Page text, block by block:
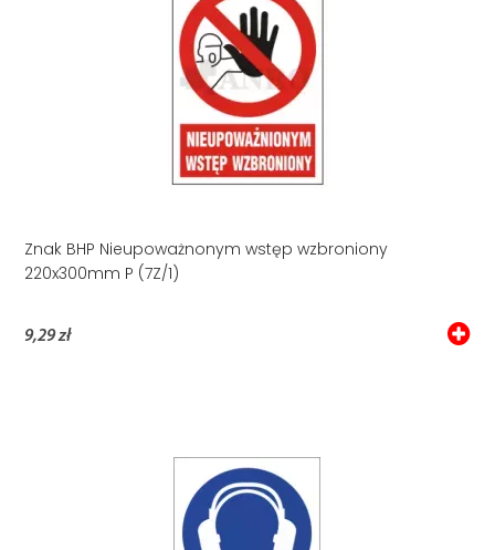
Znak BHP Nieupoważnonym wstęp wzbroniony
220x300mm P (7Z/1)
9,29 zł